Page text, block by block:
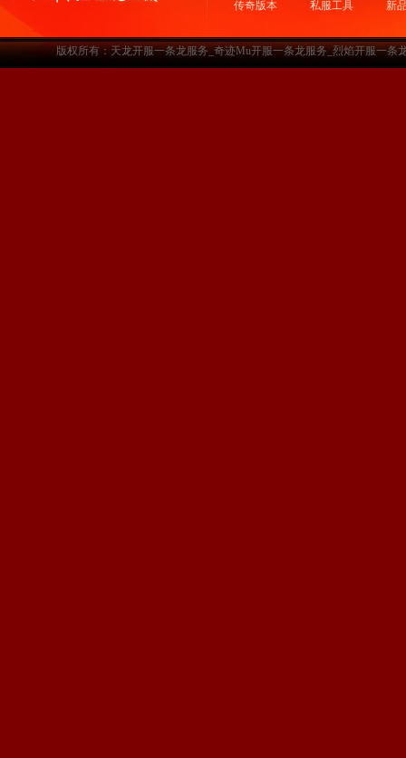
传奇版本 私服工具 新
版权所有：天龙开服一条龙服务_奇迹Mu开服一条龙服务_烈焰开服一条